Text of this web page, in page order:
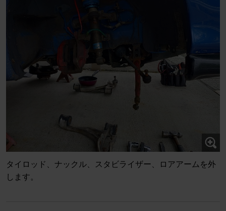
タイロッド、ナックル、スタビライザー、ロアアームを外
します。